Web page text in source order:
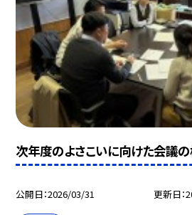
次年度のよさこいに向けた会議
公開日 2026/03/31 更新日